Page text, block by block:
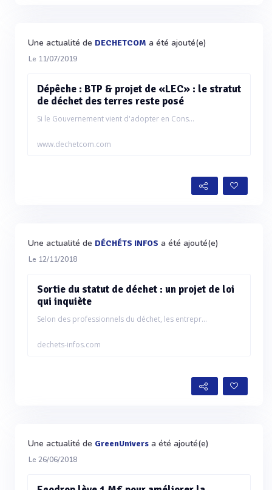
Une actualité de DECHETCOM a été ajouté(e)
Le 11/07/2019
Dépêche : BTP & projet de «LEC» : le stratut
de déchet des terres reste posé
Si le Gouvernement vient d'adopter en Cons...
www.dechetcom.com
Une actualité de DÉCHÉTS INFOS a été ajouté(e)
Le 12/11/2018
Sortie du statut de déchet : un projet de loi
qui inquiète
Selon des professionnels du déchet, les entrepr...
dechets-infos.com
Une actualité de GreenUnivers a été ajouté(e)
Le 26/06/2018